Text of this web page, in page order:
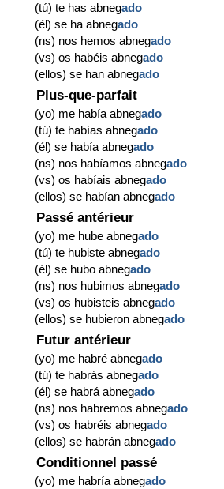
(tú) te has abnegado
(él) se ha abnegado
(ns) nos hemos abnegado
(vs) os habéis abnegado
(ellos) se han abnegado
Plus-que-parfait
(yo) me había abnegado
(tú) te habías abnegado
(él) se había abnegado
(ns) nos habíamos abnegado
(vs) os habíais abnegado
(ellos) se habían abnegado
Passé antérieur
(yo) me hube abnegado
(tú) te hubiste abnegado
(él) se hubo abnegado
(ns) nos hubimos abnegado
(vs) os hubisteis abnegado
(ellos) se hubieron abnegado
Futur antérieur
(yo) me habré abnegado
(tú) te habrás abnegado
(él) se habrá abnegado
(ns) nos habremos abnegado
(vs) os habréis abnegado
(ellos) se habrán abnegado
Conditionnel passé
(yo) me habría abnegado